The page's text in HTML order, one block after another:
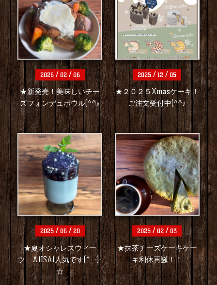
2026/ 02/ 06
★新発売！美味しいチー
ズフォンデュボウル(^^♪
2025 /12 / 05
★２０２５Xmasケーキ！
ご注文受付中(^^♪
2025/ 06/ 20
★夏オシャレスウィー
ツ AJISAI人気です(^_-)-
☆
2025 / 02 / 03
★抹茶チーズケーキケー
キ利休再誕！！